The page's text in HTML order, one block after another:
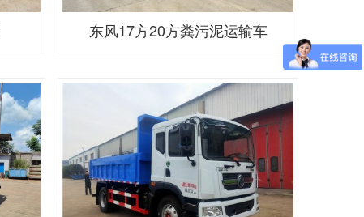
东风17方20方粪污泥运输车